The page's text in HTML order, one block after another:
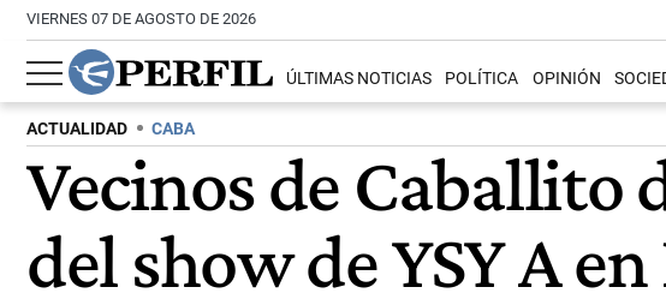
VIERNES 07 DE AGOSTO DE 2026
ÚLTIMAS NOTICIAS POLÍTICA OPINIÓN
ACTUALIDAD CABA
Vecinos de Caballito
del show de YSY A